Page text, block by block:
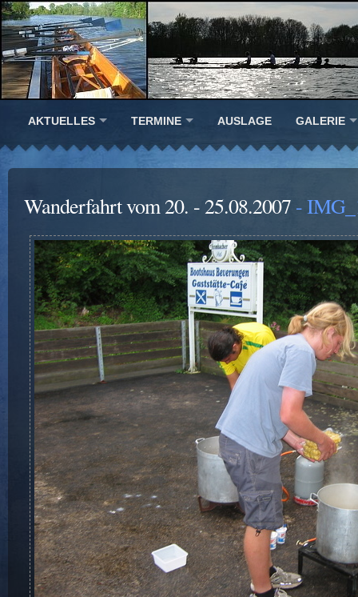
AKTUELLES TERMINE AUSLAGE GALERIE
Wanderfahrt vom 20. - 25.08.2007 -